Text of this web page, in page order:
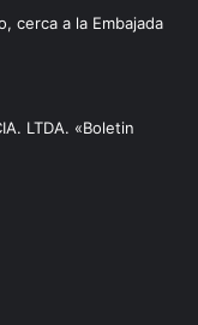
cerca a la Embajada
LTDA. «Boletin